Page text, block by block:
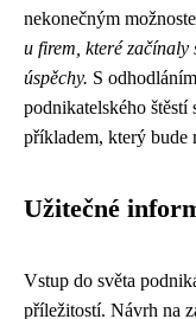
nekonečným
u firem, které začínaly
úspěchy. S
podnikatelského štěstí
příkladem, který bude
Užitečné
Vstup do světa
příležitostí. Návrh na